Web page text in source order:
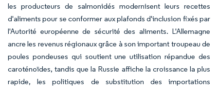
les producteurs de salmonidés modernisent leurs recettes
d'aliments pour se conformer aux plafonds d'inclusion fixés par
l'Autorité européenne de sécurité des aliments. L'Allemagne
ancre les revenus régionaux grâce à son important troupeau de
poules pondeuses qui soutient une utilisation répandue des
caroténoïdes, tandis que la Russie affiche la croissance la plus
rapide, les politiques de substitution des importations